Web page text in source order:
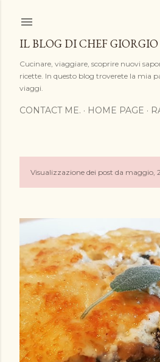
IL BLOG DI CHEF
Cucinare, viaggiare, scoprire nuovi
ricette. In questo blog troverete la mia
viaggi.
CONTACT ME. HOME PAGE
P
s
t
Visualizzazione dei post da maggio,